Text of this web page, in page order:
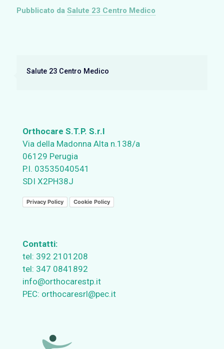
Pubblicato da Salute 23 Centro Medico
Salute 23 Centro Medico
Orthocare S.T.P. S.r.l
Via della Madonna Alta n.138/a
06129 Perugia
P.I. 03535040541
SDI X2PH38J
Privacy Policy Cookie Policy
Contatti:
tel: 392 2101208
tel: 347 0841892
info@orthocarestp.it
PEC: orthocaresrl@pec.it